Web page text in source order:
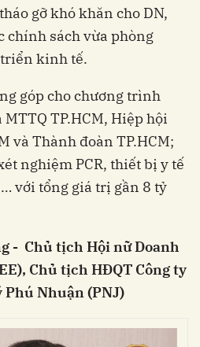
gỡ khó khăn cho DN,
chính sách vừa phòng
kinh tế.
góp cho chương trình
TP.HCM, Hiệp hội
và Thành đoàn TP.HCM;
nghiệm PCR, thiết bị y tế
với tổng giá trị gần 8 tỷ
- Chủ tịch Hội nữ Doanh
Chủ tịch HĐQT Công ty
Phú Nhuận (PNJ)